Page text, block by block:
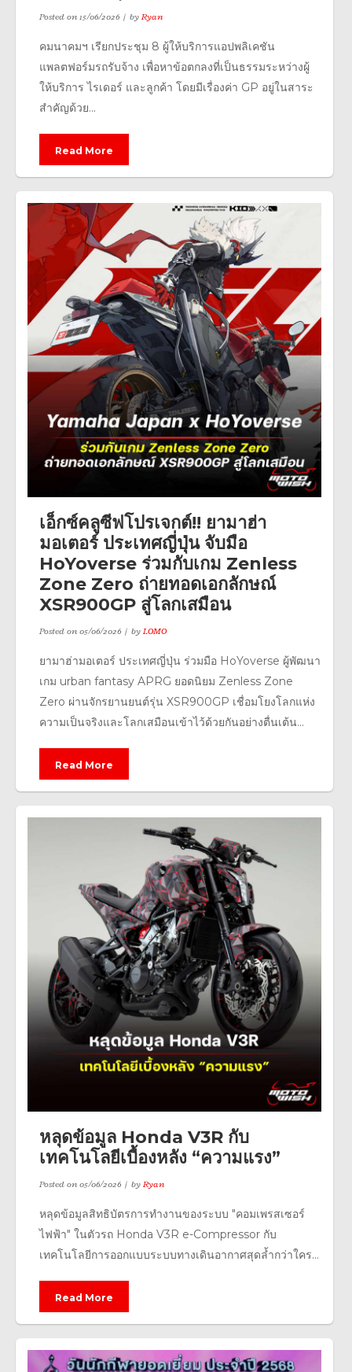
Posted on15/06/2026 byRyan
คมนาคมฯ เรียกประชุม 8 ผู้ให้บริการแอปพลิเคชัน
แพลตฟอร์มรถรับจ้าง เพื่อหาข้อตกลงที่เป็นธรรมระหว่างผู้
ให้บริการ ไรเดอร์ และลูกค้า โดยมีเรื่องค่า GP อยู่ในสาระ
สำคัญด้วย...
Read More
เอ็กซ์คลูซีฟโปรเจกต์!! ยามาฮ่า
มอเตอร์ ประเทศญี่ปุ่น จับมือ
HoYoverse ร่วมกับเกม Zenless
Zone Zero ถ่ายทอดเอกลักษณ์
XSR900GP สู่โลกเสมือน
Posted on05/06/2026 byLOMO
ยามาฮ่ามอเตอร์ ประเทศญี่ปุ่น ร่วมมือ HoYoverse ผู้พัฒนา
เกม urban fantasy APRG ยอดนิยม Zenless Zone
Zero ผ่านจักรยานยนต์รุ่น XSR900GP เชื่อมโยงโลกแห่ง
ความเป็นจริงและโลกเสมือนเข้าไว้ด้วยกันอย่างตื่นเต้น...
Read More
หลุดข้อมูล Honda V3R กับ
เทคโนโลยีเบื้องหลัง “ความแรง”
Posted on05/06/2026 byRyan
หลุดข้อมูลสิทธิบัตรการทำงานของระบบ "คอมเพรสเซอร์
ไฟฟ้า" ในตัวรถ Honda V3R e-Compressor กับ
เทคโนโลยีการออกแบบระบบทางเดินอากาศสุดล้ำกว่าใคร...
Read More